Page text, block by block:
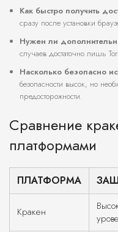
Как быстро получить
сразу после установки
Нужен ли
случаев достаточно лишь Tor.
Насколько безопасно
безопасности высок, но
предосторожности.
Сравнение
платформами
ПЛАТФОРМА
Кракен